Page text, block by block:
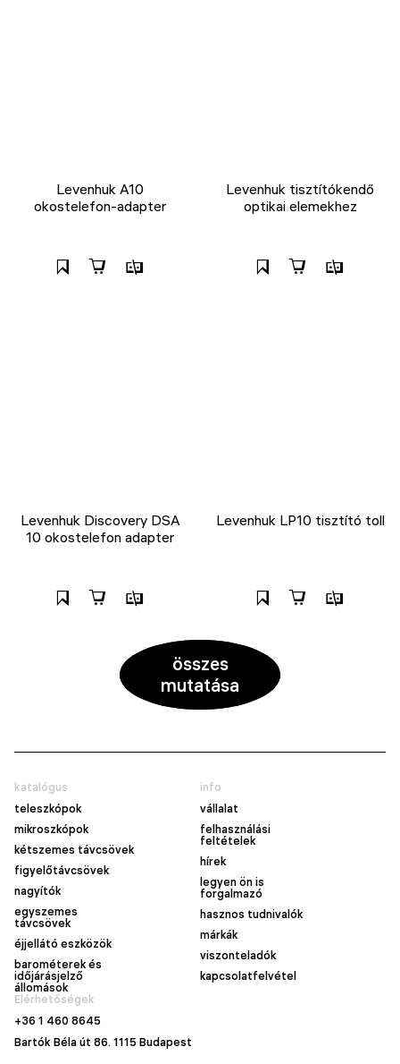
Levenhuk A10
okostelefon-adapter
Levenhuk tisztítókendő
optikai elemekhez
Levenhuk Discovery DSA
10 okostelefon adapter
Levenhuk LP10 tisztító toll
összes
mutatása
katalógus
teleszkópok
mikroszkópok
kétszemes távcsövek
figyelőtávcsövek
nagyítók
egyszemes
távcsövek
éjjellátó eszközök
barométerek és
időjárásjelző
állomások
info
vállalat
felhasználási
feltételek
hírek
legyen ön is
forgalmazó
hasznos tudnivalók
márkák
viszonteladók
kapcsolatfelvétel
Elérhetőségek
+36 1 460 8645
Bartók Béla út 86. 1115 Budapest